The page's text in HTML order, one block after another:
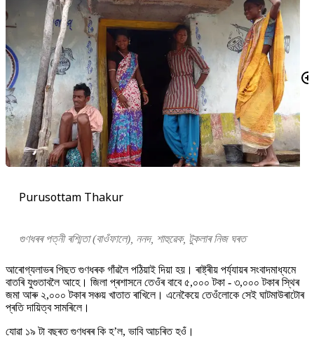
Purusottam Thakur
গুণধৰৰ পত্নী ৰশ্মিতা (বাওঁফালে), ননদ, শাহুৱেক, টুকলাৰ নিজ ঘৰত
আৰোগ্যলাভৰ পিছত গুণধৰক গাঁৱলৈ পঠিয়াই দিয়া হয়। ৰাষ্ট্ৰীয় পৰ্য্যায়ৰ সংবাদমাধ্যমে
বাতৰি যুগুতাবলৈ আহে। জিলা প্ৰশাসনে তেওঁৰ বাবে ৫,০০০ টকা - ৩,০০০ টকাৰ স্থিৰ
জমা আৰু ২,০০০ টকাৰ সঞ্চয় খাতাত ৰাখিলে। এনেকৈয়ে তেওঁলোকে সেই ঘাটমাউৰাটোৰ
প্ৰতি দায়িত্ব সামৰিলে।
যোৱা ১৯ টা বছৰত গুণধৰৰ কি হ’ল, ভাবি আচৰিত হওঁ।